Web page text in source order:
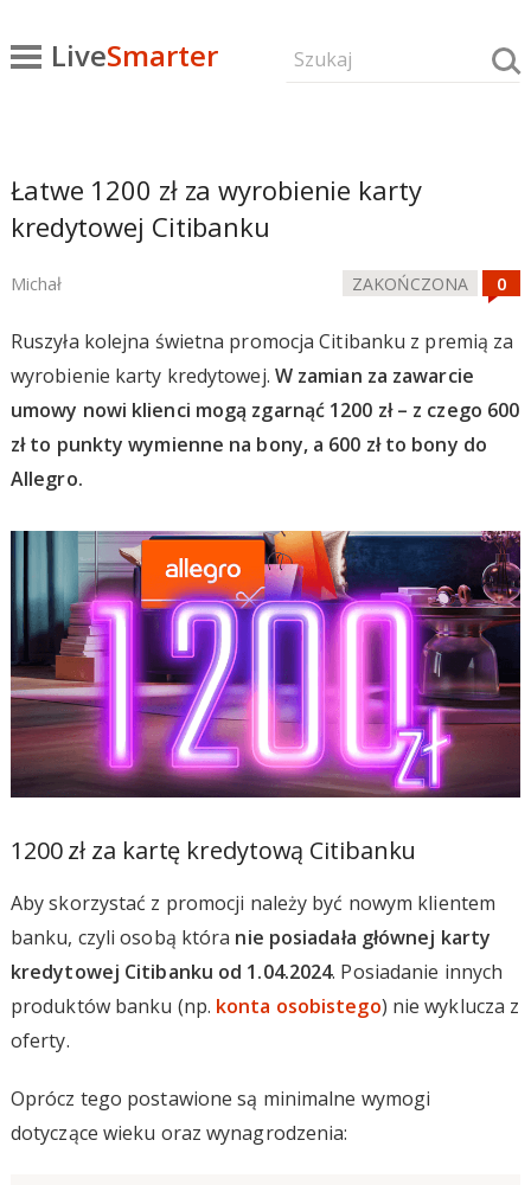
LiveSmarter
Łatwe 1200 zł za wyrobienie karty
kredytowej Citibanku
Michał ZAKOŃCZONA
Ruszyła kolejna świetna promocja Citibanku z premią za
wyrobienie karty kredytowej. W zamian za zawarcie
umowy nowi klienci mogą zgarnąć 1200 zł – z czego 600
zł to punkty wymienne na bony, a 600 zł to bony do
Allegro.
1200 zł za kartę kredytową Citibanku
Aby skorzystać z promocji należy być nowym klientem
banku, czyli osobą która nie posiadała głównej karty
kredytowej Citibanku od 1.04.2024. Posiadanie innych
produktów banku (np. konta osobistego) nie wyklucza z
oferty.
Oprócz tego postawione są minimalne wymogi
dotyczące wieku oraz wynagrodzenia: